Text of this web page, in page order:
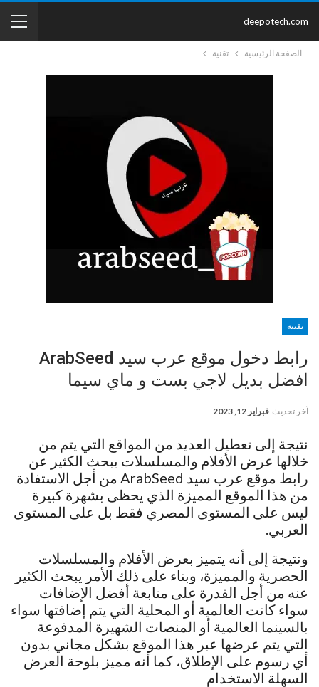
deepotech.com
الصفحة الرئيسية تقنية
تقنية
رابط دخول موقع عرب سيد ArabSeed
افضل بديل لاجي بست و ماي سيما
آخر تحديث فبراير 12, 2023
نتيجة إلى تعطيل العديد من المواقع التي يتم من
خلالها عرض الأفلام والمسلسلات يبحث الكثير عن
رابط موقع عرب سيد ArabSeed من أجل الاستفادة
من هذا الموقع المميزة الذي يحظى بشهرة كبيرة
ليس على المستوى المصري فقط بل على المستوى
العربي.
ونتيجة إلى أنه يتميز بعرض الأفلام والمسلسلات
الحصرية والمميزة، وبناء على ذلك الأمر يبحث الكثير
عنه من أجل القدرة على متابعة أفضل الإضافات
سواء كانت العالمية أو المحلية التي يتم إضافتها سواء
بالسينما العالمية أو المنصات الشهيرة المدفوعة
التي يتم عرضها عبر هذا الموقع بشكل مجاني بدون
أي رسوم على الإطلاق، كما أنه مميز بلوحة العرض
السهلة الاستخدام